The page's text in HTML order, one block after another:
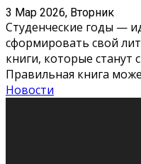
3 Мар 2026, Вторник
Студенческие годы —
сформировать свой
книги, которые станут
Правильная книга
Новости